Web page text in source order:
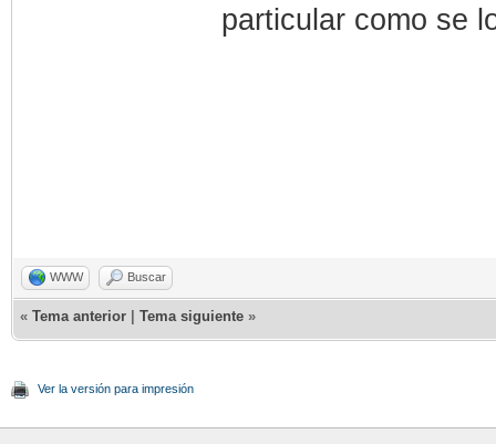
particular como se
WWW Buscar
« Tema anterior Tema siguiente »
Ver la versión para impresión